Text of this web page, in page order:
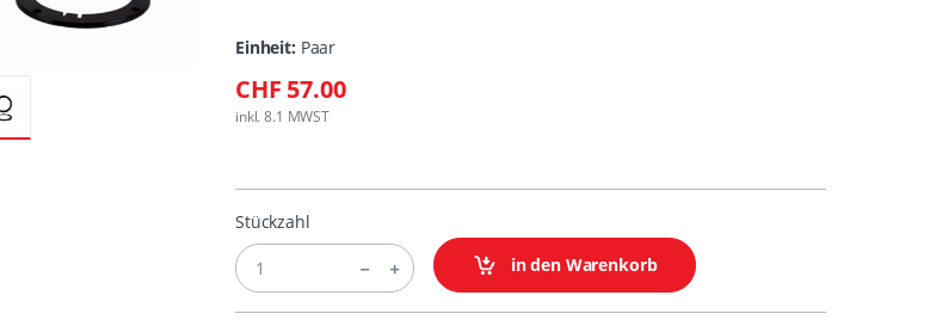
Einheit: Paar
CHF 57.00
inkl. 8.1 MWST
Stückzahl
in den Warenkorb